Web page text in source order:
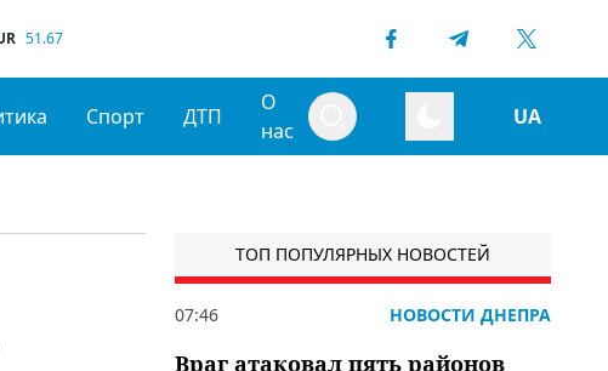
51.67
Спорт ДТП
О
нас
UA
ТОП ПОПУЛЯРНЫХ НОВОСТЕЙ
07:46 НОВОСТИ ДНЕПРА
Враг атаковал пять районов